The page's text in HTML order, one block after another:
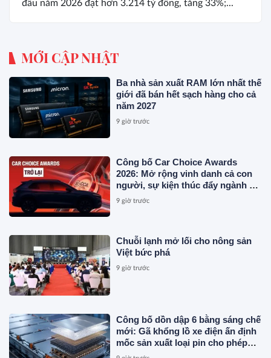
đầu năm 2026 đạt hơn 3.214 tỷ đồng, tăng 33%;...
MỚI CẬP NHẬT
Ba nhà sản xuất RAM lớn nhất thế
giới đã bán hết sạch hàng cho cả
năm 2027
9 giờ trước
Công bố Car Choice Awards
2026: Mở rộng vinh danh cả con
người, sự kiện thúc đẩy ngành xe
Việt Nam
9 giờ trước
Chuỗi lạnh mở lối cho nông sản
Việt bức phá
9 giờ trước
Công bố dồn dập 6 bằng sáng chế
mới: Gã khổng lồ xe điện ấn định
mốc sản xuất loại pin cho phép
sạc 1 lần đi từ Hà Nội đến TP.HCM